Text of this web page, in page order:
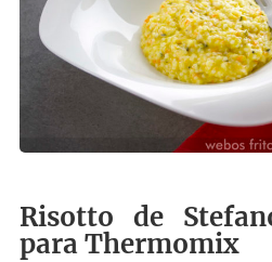
Risotto de
para Thermomix